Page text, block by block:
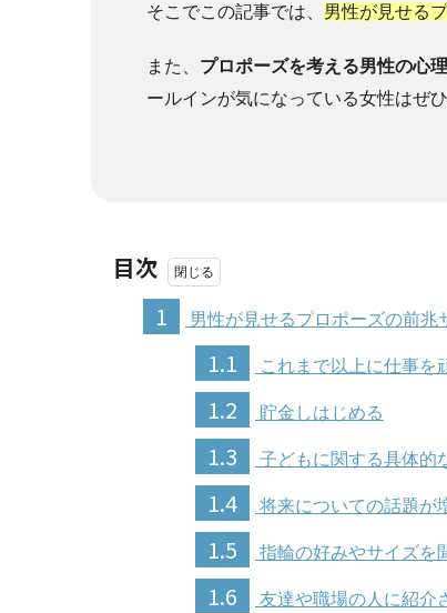
そこでこの記事では、 男性が見せる
また、 プロポーズを考える男性の心理
ールインが気になっている女性はぜ
目次
1
男性が見せるプロポーズの前兆
1.1 これまで以上に仕事を
1.2 貯金しはじめる
1.3 子どもに関する具体的
1.4 将来についての話題が
1.5 指輪の好みやサイズを
1.6 友達や職場の人に紹介